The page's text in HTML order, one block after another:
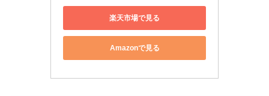
楽天市場で見る
Amazonで見る